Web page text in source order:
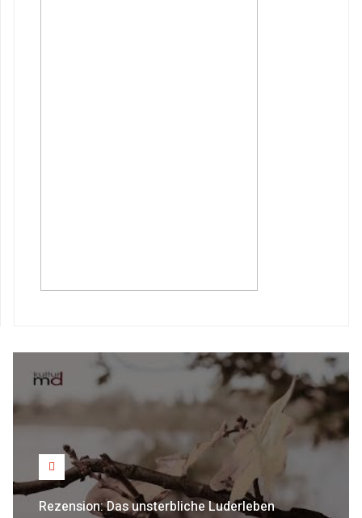
Rezension: Das unsterbliche Luderleben